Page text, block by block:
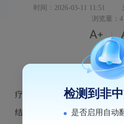
时间：2026-03-11 11:51
浏览量：41

根据《医疗机构管理办法
疗机构开业、迁移、更名、变
结果予以公示。现将2026年3
检测到非
是否启用自动